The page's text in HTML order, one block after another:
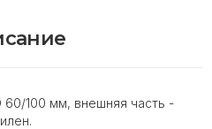
60/100 мм, внешняя часть -